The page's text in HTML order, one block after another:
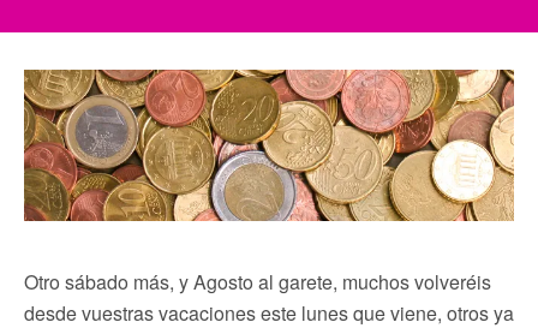
Otro sábado más, y Agosto al garete, muchos volveréis
desde vuestras vacaciones este lunes que viene, otros ya